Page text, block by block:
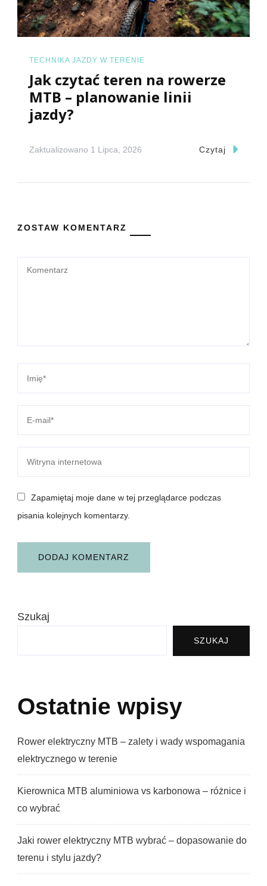
TECHNIKA JAZDY W TERENIE
Jak czytać teren na rowerze
MTB – planowanie linii
jazdy?
Zaktualizowano 1 Lipca, 2026 Czytaj
ZOSTAW KOMENTARZ
Zapamiętaj moje dane w tej przeglądarce podczas
pisania kolejnych komentarzy.
Szukaj
SZUKAJ
Ostatnie wpisy
Rower elektryczny MTB – zalety i wady wspomagania
elektrycznego w terenie
Kierownica MTB aluminiowa vs karbonowa – różnice i
co wybrać
Jaki rower elektryczny MTB wybrać – dopasowanie do
terenu i stylu jazdy?